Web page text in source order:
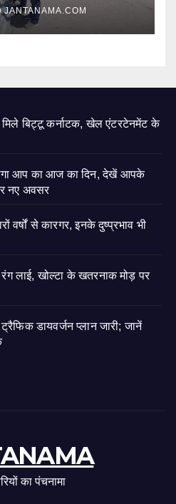
JANTANAMA.COM
बिट्टू कर्नाटक, खेल एंटरटेनमेंट के
आप का आज का दिन, देखें आपके
नए अवसर
वर्षों से कारगर, इनके दुष्प्रभाव भी
रंग लाई, खोल्टा के खतरनाक मोड़ पर
डायवर्जन प्लान जारी; जानें
का पंचनामा